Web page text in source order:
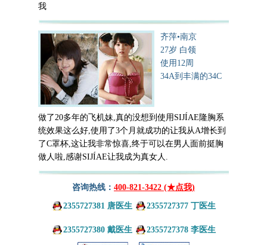
我
齐萍•南京
27岁 白领
使用12周
34A到丰满的34C
做了20多年的飞机妹,真的没想到使用SIJÍAE隆胸系
统效果这么好,使用了3个月就成功的让我从A增长到
了C罩杯,这让我非常惊喜,终于可以在男人面前挺胸
做人啦,感谢SIJÍAE让我成为真女人.
咨询热线： 400-821-3422 (★点我)
2355727381 唐医生 2355727377 丁医生
2355727380 戴医生 2355727378 李医生